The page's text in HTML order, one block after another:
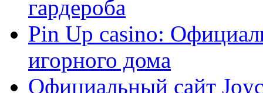
гардероба
Pin Up casino:
игорного дома
Официальный сайт